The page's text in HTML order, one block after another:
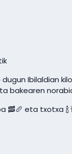
Ibilaldian
bakearen
🥓🥖 eta txotxa